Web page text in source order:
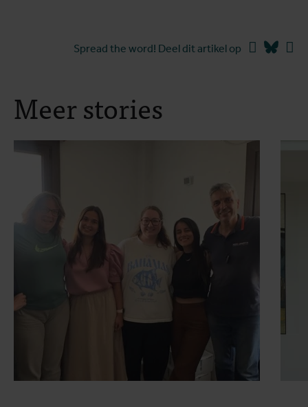
Spread the word! Deel dit artikel op Facebook
Meer stories